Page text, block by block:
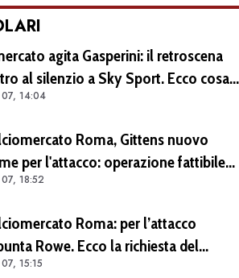
agita Gasperini: il retroscena
al silenzio a Sky Sport. Ecco cosa
dal meeting con la proprietà
14:04
Roma, Gittens nuovo
per l'attacco: operazione fattibile
in prestito
18:52
Roma: per l’attacco
Rowe. Ecco la richiesta del
15:15